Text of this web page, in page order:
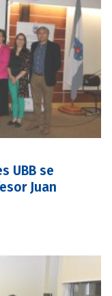
UBB se
Juan